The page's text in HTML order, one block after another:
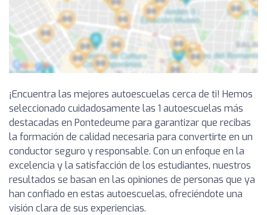
¡Encuentra las mejores autoescuelas cerca de ti! Hemos
seleccionado cuidadosamente las 1 autoescuelas más
destacadas en Pontedeume para garantizar que recibas
la formación de calidad necesaria para convertirte en un
conductor seguro y responsable. Con un enfoque en la
excelencia y la satisfacción de los estudiantes, nuestros
resultados se basan en las opiniones de personas que ya
han confiado en estas autoescuelas, ofreciéndote una
visión clara de sus experiencias.